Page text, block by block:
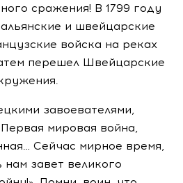
сражения! В 1799 году
и швейцарские
войска на реках
перешел Швейцарские
завоевателями,
мировая война,
Сейчас мирное время,
завет великого